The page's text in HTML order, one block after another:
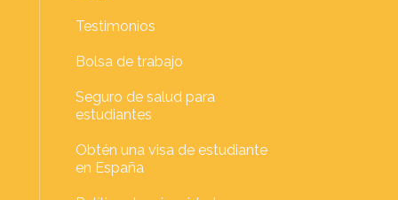
Testimonios
Bolsa de trabajo
Seguro de salud para
estudiantes
Obtén una visa de estudiante
en España